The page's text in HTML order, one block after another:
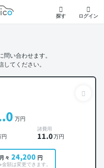
リコ
探す ログイン
い合わせます。
てください。
.0 万円
円
諸費用
11.0万円
月々 24,200 円
金額は変更できます。